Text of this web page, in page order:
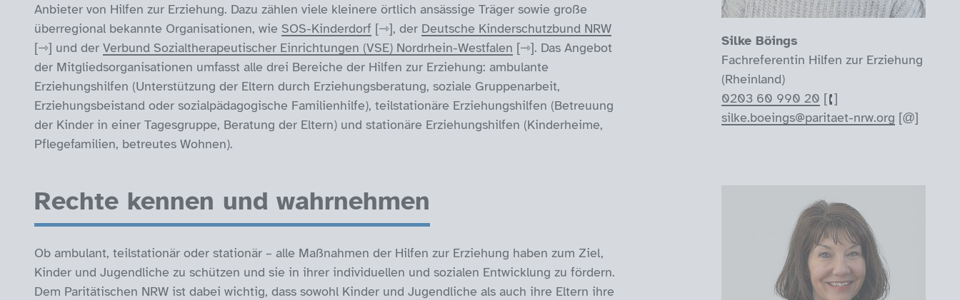
Anbieter von Hilfen zur Erziehung. Dazu zählen viele kleinere örtlich ansässige Träger sowie große
überregional bekannte Organisationen, wie SOS-Kinderdorf , der Deutsche Kinderschutzbund NRW
und der Verbund Sozialtherapeutischer Einrichtungen (VSE) Nordrhein-Westfalen
. Das Angebot
der Mitgliedsorganisationen umfasst alle drei Bereiche der Hilfen zur Erziehung: ambulante
Erziehungshilfen (Unterstützung der Eltern durch Erziehungsberatung, soziale Gruppenarbeit,
Erziehungsbeistand oder sozialpädagogische Familienhilfe), teilstationäre Erziehungshilfen (Betreuung
der Kinder in einer Tagesgruppe, Beratung der Eltern) und stationäre Erziehungshilfen (Kinderheime,
Pflegefamilien, betreutes Wohnen).
Rechte kennen und wahrnehmen
Ob ambulant, teilstationär oder stationär – alle Maßnahmen der Hilfen zur Erziehung haben zum Ziel,
Kinder und Jugendliche zu schützen und sie in ihrer individuellen und sozialen Entwicklung zu fördern.
Dem Paritätischen NRW ist dabei wichtig, dass sowohl Kinder und Jugendliche als auch ihre Eltern ihre
Silke Böings
Fachreferentin Hilfen zur Erziehung
(Rheinland)
0203 60 990 20
silke.boeings@paritaet-nrw.org